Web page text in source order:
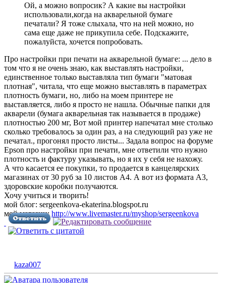
Ой, а можно вопросик? А какие вы настройки
использовали,когда на акварельной бумаге
печатали? Я тоже слыхала, что на ней можно, но
сама еще даже не прикупила себе. Подскажите,
пожалуйста, хочется попробовать.
Про настройки при печати на акварельной бумаге: ... дело в
том что я не очень знаю, как выставлять настройки,
единственное только выставляла тип бумаги "матовая
плотная", читала, что еще можно выставлять в параметрах
плотность бумаги, но, либо на моем принтере не
выставляется, либо я просто не нашла. Обычные папки для
акварели (бумага акварельная так называется в продаже)
плотностью 200 мг, Вот мой принтер напечатал мне столько
сколько требовалось за один раз, а на следующий раз уже не
печатал., прогонял просто листы... Задала вопрос на форуме
Epson про настройки при печати, мне ответили что нужно
плотность и фактуру указывать, но я их у себя не нахожу.
А что касается ее покупки, то продается в канцелярских
магазинах от 30 руб за 10 листов А4. А вот из формата А3,
здоровские коробки получаются.
Хочу учиться и творить!
мой блог: sergeenkova-ekaterina.blogspot.ru
мой магазин:http://www.livemaster.ru/myshop/sergeenkova
kaza007